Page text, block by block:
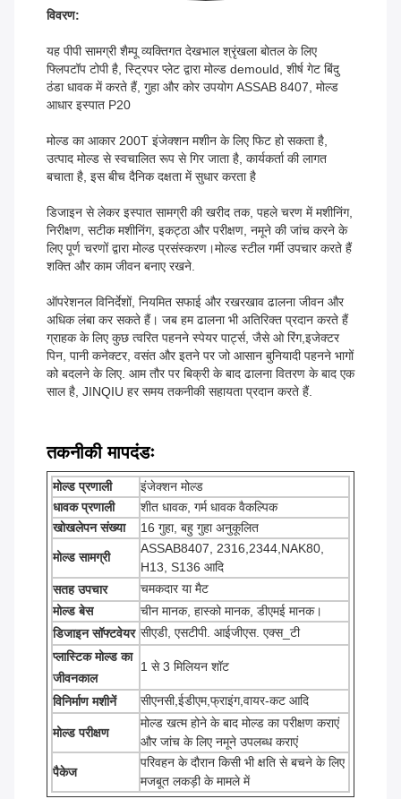
विवरण:
यह पीपी सामग्री शैम्पू व्यक्तिगत देखभाल श्रृंखला बोतल के लिए
फ्लिपटॉप टोपी है, स्ट्रिपर प्लेट द्वारा मोल्ड demould, शीर्ष गेट बिंदु
ठंडा धावक में करते हैं, गुहा और कोर उपयोग ASSAB 8407, मोल्ड
आधार इस्पात P20
मोल्ड का आकार 200T इंजेक्शन मशीन के लिए फिट हो सकता है,
उत्पाद मोल्ड से स्वचालित रूप से गिर जाता है, कार्यकर्ता की लागत
बचाता है, इस बीच दैनिक दक्षता में सुधार करता है
डिजाइन से लेकर इस्पात सामग्री की खरीद तक, पहले चरण में मशीनिंग,
निरीक्षण, सटीक मशीनिंग, इकट्ठा और परीक्षण, नमूने की जांच करने के
लिए पूर्ण चरणों द्वारा मोल्ड प्रसंस्करण।मोल्ड स्टील गर्मी उपचार करते हैं
शक्ति और काम जीवन बनाए रखने.
ऑपरेशनल विनिर्देशों, नियमित सफाई और रखरखाव ढालना जीवन और
अधिक लंबा कर सकते हैं। जब हम ढालना भी अतिरिक्त प्रदान करते हैं
ग्राहक के लिए कुछ त्वरित पहनने स्पेयर पार्ट्स, जैसे ओ रिंग,इजेक्टर
पिन, पानी कनेक्टर, वसंत और इतने पर जो आसान बुनियादी पहनने भागों
को बदलने के लिए. आम तौर पर बिक्री के बाद ढालना वितरण के बाद एक
साल है, JINQIU हर समय तकनीकी सहायता प्रदान करते हैं.
तकनीकी मापदंडः
मोल्ड प्रणाली
इंजेक्शन मोल्ड
धावक प्रणाली
शीत धावक, गर्म धावक वैकल्पिक
खोखलेपन संख्या
16 गुहा, बहु गुहा अनुकूलित
मोल्ड सामग्री
ASSAB8407, 2316,2344,NAK80,
H13, S136 आदि
सतह उपचार
चमकदार या मैट
मोल्ड बेस
चीन मानक, हास्को मानक, डीएमई मानक।
डिजाइन सॉफ्टवेयर सीएडी, एसटीपी. आईजीएस. एक्स_टी
प्लास्टिक मोल्ड का
जीवनकाल
1 से 3 मिलियन शॉट
विनिर्माण मशीनें सीएनसी,ईडीएम,फ्राइंग,वायर-कट आदि
मोल्ड परीक्षण
मोल्ड खत्म होने के बाद मोल्ड का परीक्षण कराएं
और जांच के लिए नमूने उपलब्ध कराएं
पैकेज
परिवहन के दौरान किसी भी क्षति से बचने के लिए
मजबूत लकड़ी के मामले में